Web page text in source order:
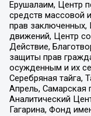
Ерушалаим, Центр
средств массовой
прав заключенных,
движений, Центр
Действие,
защиты прав
осужденным и их
Серебряная тайга,
Апрель, Самарская
Аналитический
Гагарина, Фонд